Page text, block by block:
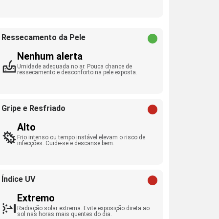
Ressecamento da Pele
Nenhum alerta
Umidade adequada no ar. Pouca chance de
ressecamento e desconforto na pele exposta.
Gripe e Resfriado
Alto
Frio intenso ou tempo instável elevam o risco de
infecções. Cuide-se e descanse bem.
Índice UV
Extremo
Radiação solar extrema. Evite exposição direta ao
sol nas horas mais quentes do dia.